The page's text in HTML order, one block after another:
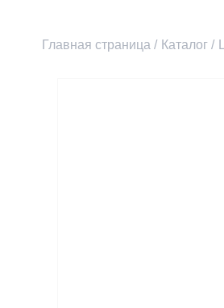
Главная страница / Каталог /